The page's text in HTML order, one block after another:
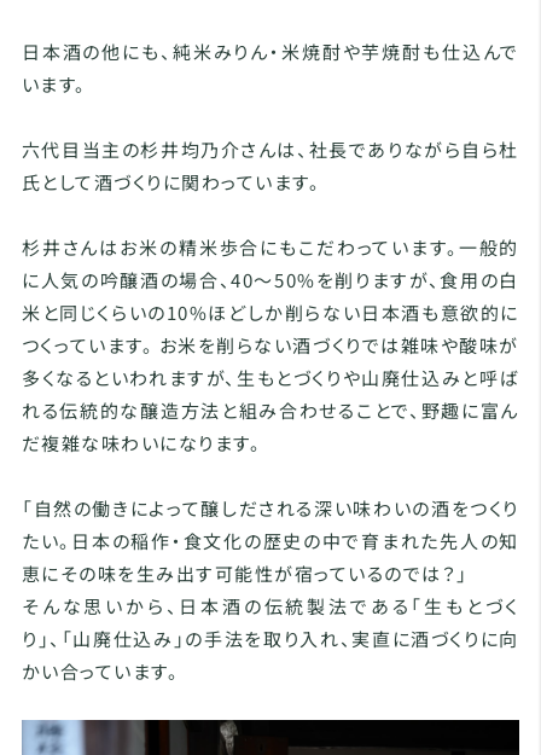
日本酒の他にも、純米みりん・米焼酎や芋焼酎も仕込んで
います。
六代目当主の杉井均乃介さんは、社長でありながら自ら杜
氏として酒づくりに関わっています。
杉井さんはお米の精米歩合にもこだわっています。一般的
に人気の吟醸酒の場合、40～50%を削りますが、食用の白
米と同じくらいの10%ほどしか削らない日本酒も意欲的に
つくっています。 お米を削らない酒づくりでは雑味や酸味が
多くなるといわれますが、生もとづくりや山廃仕込みと呼ば
れる伝統的な醸造方法と組み合わせることで、野趣に富ん
だ複雑な味わいになります。
「自然の働きによって醸しだされる深い味わいの酒をつくり
たい。日本の稲作・食文化の歴史の中で育まれた先人の知
恵にその味を生み出す可能性が宿っているのでは？」
そんな思いから、日本酒の伝統製法である「生もとづく
り」、「山廃仕込み」の手法を取り入れ、実直に酒づくりに向
かい合っています。